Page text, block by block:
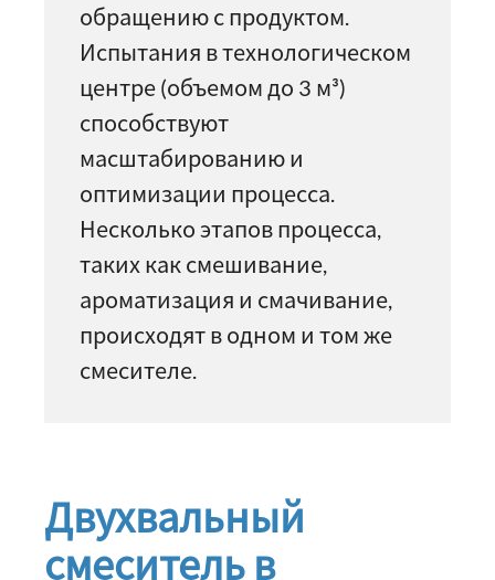
обращению с продуктом.
Испытания в технологическом
центре (объемом до 3 м³)
способствуют
масштабированию и
оптимизации процесса.
Несколько этапов процесса,
таких как смешивание,
ароматизация и смачивание,
происходят в одном и том же
смесителе.
Двухвальный
смеситель в